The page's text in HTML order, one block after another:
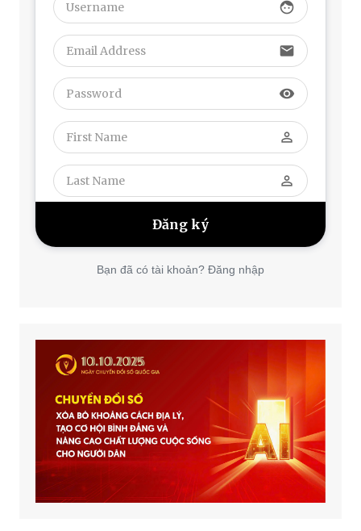
face
email
visibility
perm_identity
perm_identity
Bạn đã có tài khoản? Đăng nhập